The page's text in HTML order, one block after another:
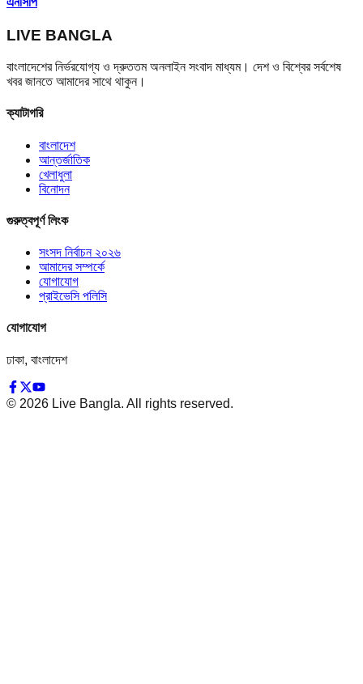
LIVE BANGLA
বাংলাদেশের নির্ভরযোগ্য ও দ্রুততম অনলাইন সংবাদ মাধ্যম। দেশ ও বিশ্বের সর্বশেষ
খবর জানতে আমাদের সাথে থাকুন।
ক্যাটাগরি
বাংলাদেশ
আন্তর্জাতিক
খেলাধুলা
বিনোদন
গুরুত্বপূর্ণ লিংক
সংসদ নির্বাচন ২০২৬
আমাদের সম্পর্কে
যোগাযোগ
প্রাইভেসি পলিসি
যোগাযোগ
ঢাকা, বাংলাদেশ
© 2026 Live Bangla. All rights reserved.